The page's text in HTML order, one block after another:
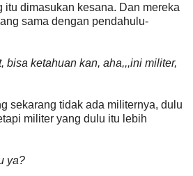
itu dimasukan kesana. Dan mereka
sama dengan pendahulu-
bisa ketahuan kan, aha,,,ini militer,
sekarang tidak ada militernya, dulu
militer yang dulu itu lebih
ya?